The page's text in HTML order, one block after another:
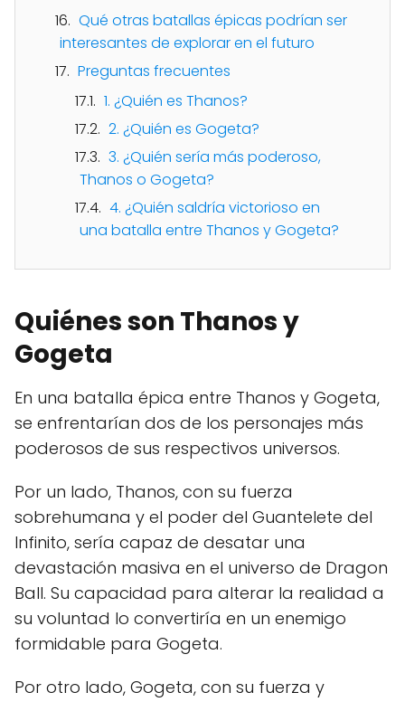
Qué otras batallas épicas podrían ser
interesantes de explorar en el futuro
Preguntas frecuentes
1. ¿Quién es Thanos?
2. ¿Quién es Gogeta?
3. ¿Quién sería más poderoso,
Thanos o Gogeta?
4. ¿Quién saldría victorioso en
una batalla entre Thanos y Gogeta?
Quiénes son Thanos y
Gogeta
En una batalla épica entre Thanos y Gogeta,
se enfrentarían dos de los personajes más
poderosos de sus respectivos universos.
Por un lado, Thanos, con su fuerza
sobrehumana y el poder del Guantelete del
Infinito, sería capaz de desatar una
devastación masiva en el universo de Dragon
Ball. Su capacidad para alterar la realidad a
su voluntad lo convertiría en un enemigo
formidable para Gogeta.
Por otro lado, Gogeta, con su fuerza y